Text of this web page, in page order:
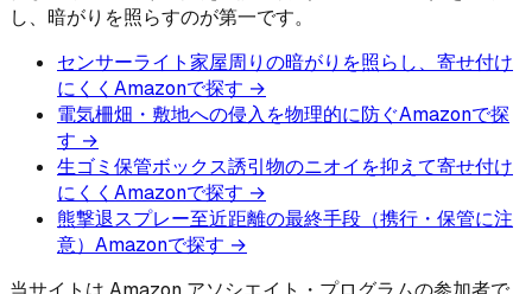
し、暗がりを照らすのが第一です。
センサーライト家屋周りの暗がりを照らし、寄せ付け
にくく Amazonで探す →
電気柵畑・敷地への侵入を物理的に防ぐAmazonで探
す →
生ゴミ保管ボックス誘引物のニオイを抑えて寄せ付け
にくく Amazonで探す →
熊撃退スプレー至近距離の最終手段（携行・保管に注
意） Amazonで探す →